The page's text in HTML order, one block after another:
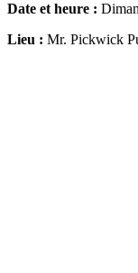
Date et heure :
Lieu : Mr. Pickwick